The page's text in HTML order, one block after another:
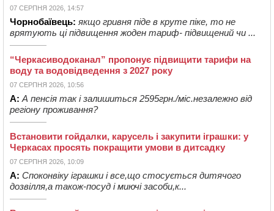
07 СЕРПНЯ 2026, 14:57
Чорнобаївець: якщо гривня піде в круте піке, то не
врятують ці підвищення жоден тариф- підвищений чи ...
“Черкасиводоканал” пропонує підвищити тарифи на
воду та водовідведення з 2027 року
07 СЕРПНЯ 2026, 10:56
А: А пенсія так і залишиться 2595грн./міс.незалежно від
регіону проживання?
Встановити гойдалки, карусель і закупити іграшки: у
Черкасах просять покращити умови в дитсадку
07 СЕРПНЯ 2026, 10:09
А: Споконвіку іграшки і все,що стосується дитячого
дозвілля,а також-посуд і миючі засоби,к...